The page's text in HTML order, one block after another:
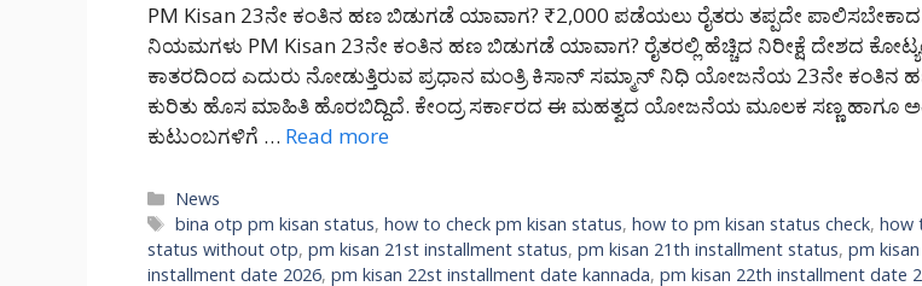
PM Kisan 23ನೇ ಕಂತಿನ ಹಣ ಬಿಡುಗಡೆ ಯಾವಾಗ? ₹2,000 ಪಡೆಯಲು ರೈತರು ತಪ್ಪದೇ ಪಾಲಿಸಬೇಕಾದ
ನಿಯಮಗಳು PM Kisan 23ನೇ ಕಂತಿನ ಹಣ ಬಿಡುಗಡೆ ಯಾವಾಗ? ರೈತರಲ್ಲಿ ಹೆಚ್ಚಿದ ನಿರೀಕ್ಷೆ ದೇಶದ
ಕಾತರದಿಂದ ಎದುರು ನೋಡುತ್ತಿರುವ ಪ್ರಧಾನ ಮಂತ್ರಿ ಕಿಸಾನ್ ಸಮ್ಮಾನ್ ನಿಧಿ ಯೋಜನೆಯ 23ನೇ ಕಂತಿನ
ಕುರಿತು ಹೊಸ ಮಾಹಿತಿ ಹೊರಬಿದ್ದಿದೆ. ಕೇಂದ್ರ ಸರ್ಕಾರದ ಈ ಮಹತ್ವದ ಯೋಜನೆಯ ಮೂಲಕ ಸಣ್ಣ ಹಾಗೂ
ಕುಟುಂಬಗಳಿಗೆ … Read more
Categories
News
Tags
bina otp pm kisan status,how to check pm kisan status,how to pm kisan status check,how
status without otp, pm kisan 21st installment status, pm kisan 21th installment status, pm
installment date 2026, pm kisan 22st installment date kannada, pm kisan 22th installment date